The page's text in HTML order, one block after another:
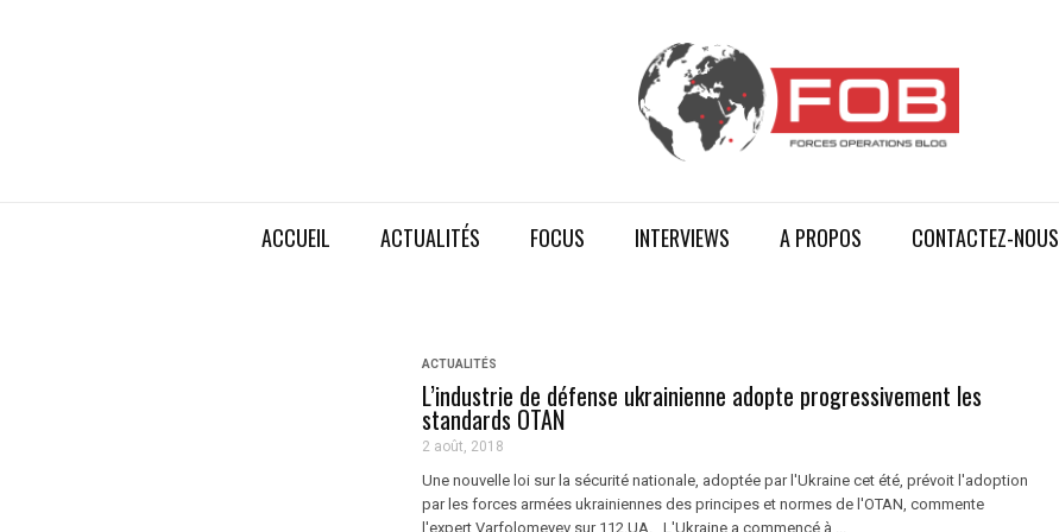
ACCUEIL ACTUALITÉS FOCUS INTERVIEWS A PROPOS CONTACTEZ-NOUS
ACTUALITÉS
L’industrie de défense ukrainienne adopte progressivement les
standards OTAN
2 août, 2018
Une nouvelle loi sur la sécurité nationale, adoptée par l'Ukraine cet été, prévoit l'adoption
par les forces armées ukrainiennes des principes et normes de l'OTAN, commente
l'expert Varfolomeyev sur 112.UA. L'Ukraine a commencé à ...